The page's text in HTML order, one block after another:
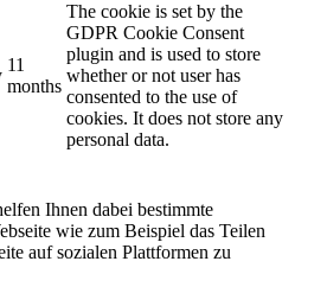
11
months
The cookie is set by the
GDPR Cookie Consent
plugin and is used to store
whether or not user has
consented to the use of
cookies. It does not store any
personal data.
Ihnen dabei bestimmte
wie zum Beispiel das Teilen
auf sozialen Plattformen zu